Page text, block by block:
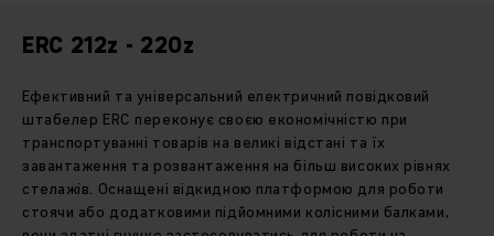
ERC 212z - 220z
Ефективний та універсальний електричний повідковий
штабелер ERC переконує своєю економічністю при
транспортуванні товарів на великі відстані та їх
завантаження та розвантаження на більш високих рівнях
стелажів. Оснащені відкидною платформою для роботи
стоячи або додатковими підйомними колісними балками,